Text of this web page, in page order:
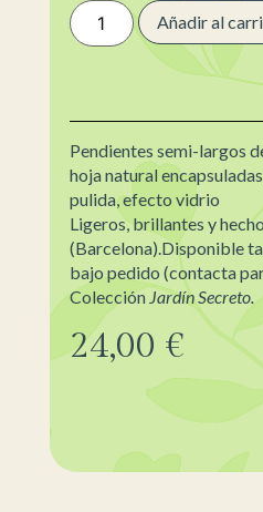
Añadir al
Pendientes semi-largos
hoja natural
pulida, efecto vidrio
Ligeros, brillantes y
(Barcelona).Disponible
bajo pedido (contacta
Colección Jardín Secreto.
24,00 €